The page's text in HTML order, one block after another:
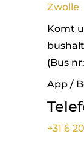
Zwolle
Komt
(Bus nr:
App /
+31 6